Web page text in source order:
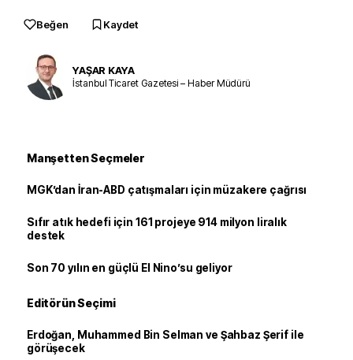
Beğen Kaydet
YAŞAR KAYA
İstanbul Ticaret Gazetesi – Haber Müdürü
Manşetten Seçmeler
MGK’dan İran-ABD çatışmaları için müzakere çağrısı
Sıfır atık hedefi için 161 projeye 914 milyon liralık
destek
Son 70 yılın en güçlü El Nino’su geliyor
Editörün Seçimi
Erdoğan, Muhammed Bin Selman ve Şahbaz Şerif ile
görüşecek